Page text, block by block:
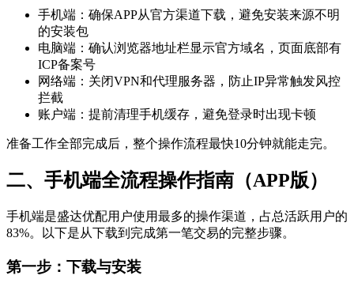
手机端：确保APP从官方渠道下载，避免安装来源不明
的安装包
电脑端：确认浏览器地址栏显示官方域名，页面底部有
ICP备案号
网络端：关闭VPN和代理服务器，防止IP异常触发风控
拦截
账户端：提前清理手机缓存，避免登录时出现卡顿
准备工作全部完成后，整个操作流程最快10分钟就能走完。
二、手机端全流程操作指南（APP版）
手机端是盛达优配用户使用最多的操作渠道，占总活跃用户的
83%。以下是从下载到完成第一笔交易的完整步骤。
第一步：下载与安装